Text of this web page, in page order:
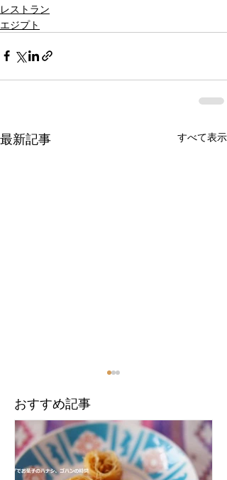
レストラン
エジプト
最新記事 すべて表示
​おすすめ記事